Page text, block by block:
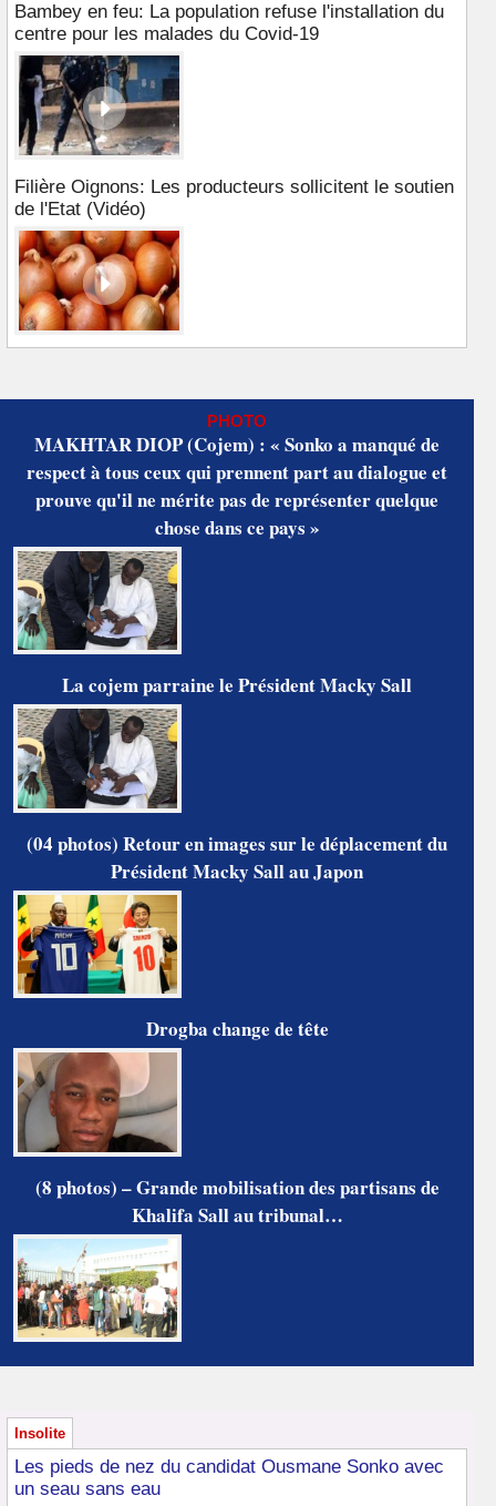
Bambey en feu: La population refuse l'installation du
centre pour les malades du Covid-19
Filière Oignons: Les producteurs sollicitent le soutien
de l'Etat (Vidéo)
PHOTO
MAKHTAR DIOP (Cojem) : « Sonko a manqué de
respect à tous ceux qui prennent part au dialogue et
prouve qu'il ne mérite pas de représenter quelque
chose dans ce pays »
La cojem parraine le Président Macky Sall
(04 photos) Retour en images sur le déplacement du
Président Macky Sall au Japon
Drogba change de tête
(8 photos) – Grande mobilisation des partisans de
Khalifa Sall au tribunal…
Insolite
Les pieds de nez du candidat Ousmane Sonko avec
un seau sans eau